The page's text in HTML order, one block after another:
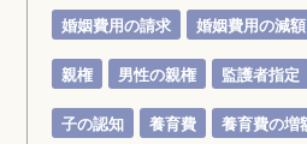
婚姻費用の請求 婚姻費用の減額
親権 男性の親権 監護者指定
子の認知 養育費 養育費の増